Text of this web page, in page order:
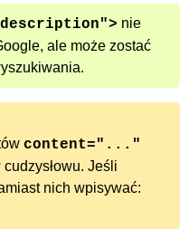
nie
ale może zostać
content="..."
Jeśli
nich wpisywać: